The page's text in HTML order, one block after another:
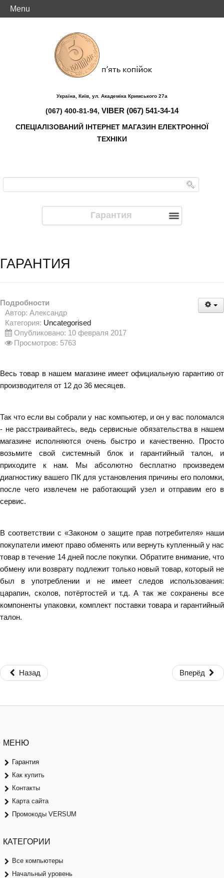
Україна, Київ, ул. Академіка Кримського 27а
(067) 400-81-94, VIBER (067) 541-34-14
СПЕЦІАЛІЗОВАНИЙ ІНТЕРНЕТ МАГАЗИН ЕЛЕКТРОННОЇ
ТЕХНІКИ
Гарантия
ГАРАНТИЯ
Подробности
Автор: Александр
Категория: Uncategorised
Опубликовано: 10 февраля 2017
Просмотров: 5763
Весь товар в нашем магазине имеет официальную гарантию от
производителя от 12 до 36 месяцев.
Так что если вы собрали у нас компьютер, и он у вас поломался
- не расстраивайтесь, ведь сервисные обязательства в нашем
магазине исполняются очень быстро и качественно. Просто
возьмите свой системный блок и гарантийный талон, и
приходите к нам. Мы абсолютно бесплатно произведем
диагностику вашего ПК для установления причины его поломки,
после чего извлечем не работающий узел и отправим его в
сервис.
В соответствии с «Законом о защите прав потребителя» наши
покупатели имеют право обменять или вернуть купленный у нас
товар в течение 14 дней после покупки. Обратите внимание, что
обмену или возврату подлежит только новый товар, который не
был в употреблении и не имеет следов использования:
царапин, сколов, потёртостей и т.д. А так же сохранены все
компоненты упаковки, комплект поставки товара и гарантийный
талон.
Назад Вперёд
МЕНЮ
Гарантия
Как купить
Контакты
Карта сайта
Промокоды VERSUM
КАТЕГОРИИ
Все компьютеры
Начальный уровень
Menu